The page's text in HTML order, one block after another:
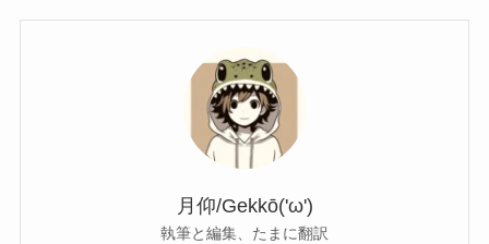
月仰/Gekkō('ω')
執筆と編集、たまに翻訳